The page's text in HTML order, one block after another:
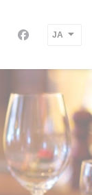
Facebook ((
JA